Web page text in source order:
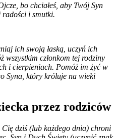
bo chciałeś, aby Twój Syn
radości i smutki.
ich swoją łaską, uczyń ich
wszystkim członkom tej rodziny
i cierpieniach. Pomóż im żyć w
Syna, który króluje na wieki
przez rodziców
dziś (lub każdego dnia) chroni